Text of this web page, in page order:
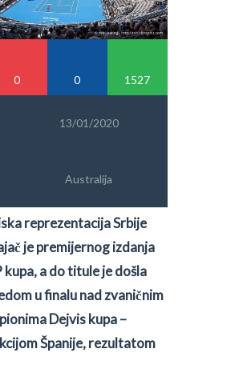
0 0 1527
13/01/2020
Australija
reprezentacija Srbije
je premijernog izdanja
kupa, a do titule je došla
u finalu nad zvaničnim
Dejvis kupa –
Španije, rezultatom